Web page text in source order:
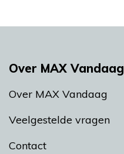
Over MAX Vandaag
Over MAX Vandaag
Veelgestelde vragen
Contact